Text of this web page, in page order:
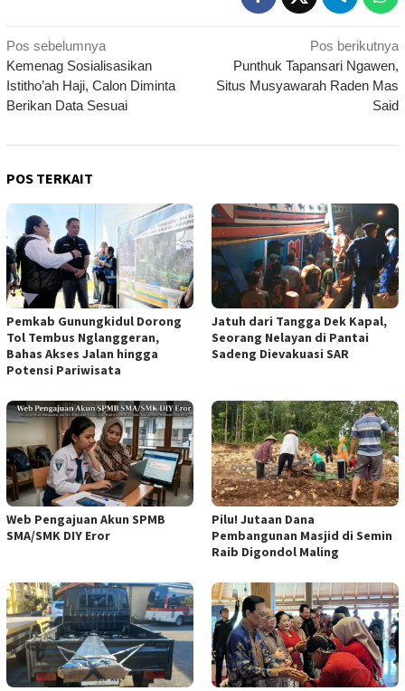
Navigasi
pos
Pos sebelumnya
Kemenag Sosialisasikan
Istitho’ah Haji, Calon Diminta
Berikan Data Sesuai
Pos berikutnya
Punthuk Tapansari Ngawen,
Situs Musyawarah Raden Mas
Said
POS TERKAIT
Pemkab Gunungkidul Dorong
Tol Tembus Nglanggeran,
Bahas Akses Jalan hingga
Potensi Pariwisata
Jatuh dari Tangga Dek Kapal,
Seorang Nelayan di Pantai
Sadeng Dievakuasi SAR
Web Pengajuan Akun SPMB
SMA/SMK DIY Eror
Pilu! Jutaan Dana
Pembangunan Masjid di Semin
Raib Digondol Maling